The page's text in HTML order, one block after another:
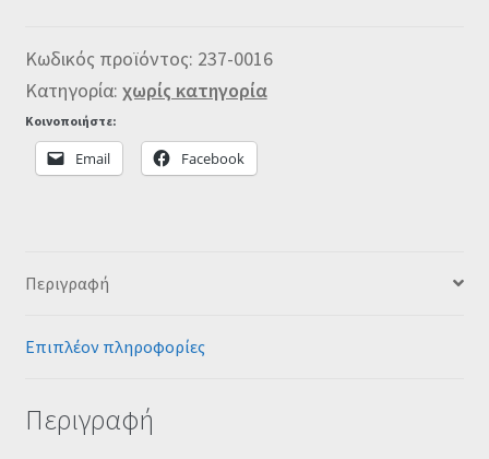
Κωδικός προϊόντος: 237-0016
Κατηγορία: χωρίς κατηγορία
Κοινοποιήστε:
Email Facebook
Περιγραφή
Επιπλέον πληροφορίες
Περιγραφή